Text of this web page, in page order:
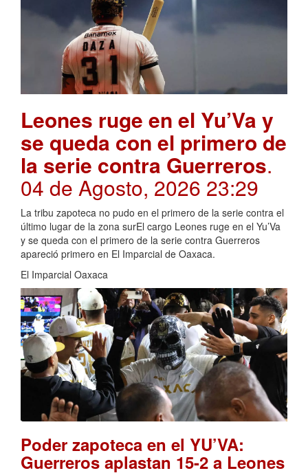
Leones ruge en el Yu’Va y
se queda con el primero de
la serie contra Guerreros.
04 de Agosto, 2026 23:29
La tribu zapoteca no pudo en el primero de la serie contra el
último lugar de la zona surEl cargo Leones ruge en el Yu’Va
y se queda con el primero de la serie contra Guerreros
apareció primero en El Imparcial de Oaxaca.
El Imparcial Oaxaca
Poder zapoteca en el YU’VA:
Guerreros aplastan 15-2 a Leones